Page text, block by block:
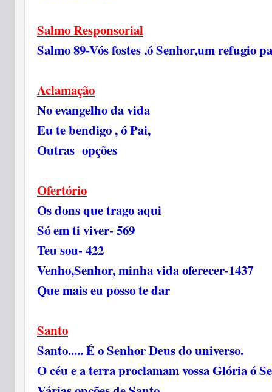
Salmo Responsorial
Salmo 89-Vós fostes ,ó Senhor,um refugio
Aclamação
No evangelho da vida
Eu te bendigo , ó Pai,
Outras opções
Ofertório
Os dons que trago aqui
Só em ti viver- 569
Teu sou- 422
Venho,Senhor, minha vida oferecer-1437
Que mais eu posso te dar
Santo
Santo..... É o Senhor Deus do universo.
O céu e a terra proclamam vossa Glória ó